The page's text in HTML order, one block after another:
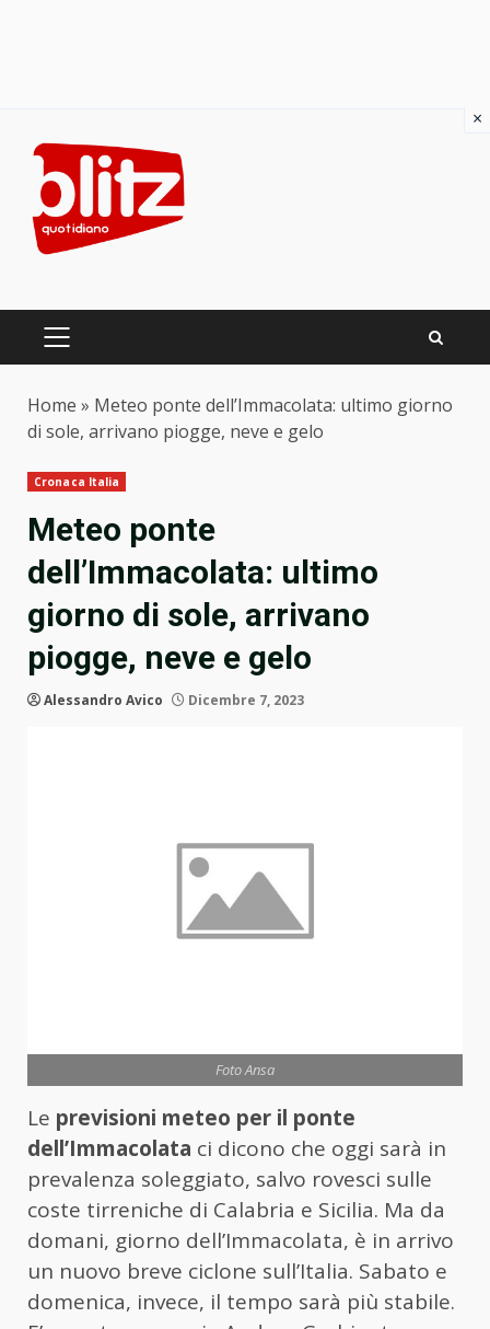
content
PRIMARY
Home » Meteo ponte dell’Immacolata: ultimo giorno
di sole, arrivano piogge, neve e gelo
Cronaca Italia
Meteo ponte
dell’Immacolata: ultimo
giorno di sole, arrivano
piogge, neve e gelo
Alessandro Avico Dicembre 7, 2023
Foto Ansa
Le previsioni meteo per il ponte
dell’Immacolata ci dicono che oggi sarà in
prevalenza soleggiato, salvo rovesci sulle
coste tirreniche di Calabria e Sicilia. Ma da
domani, giorno dell’Immacolata, è in arrivo
un nuovo breve ciclone sull’Italia. Sabato e
domenica, invece, il tempo sarà più stabile.
×